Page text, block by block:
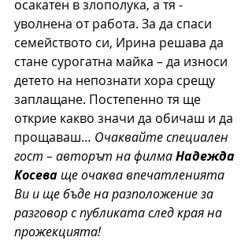
осакатен в злополука, а тя -
уволнена от работа. За да спаси
семейството си, Ирина решава да
стане сурогатна майка – да износи
детето на непознати хора срещу
заплащане. Постепенно тя ще
открие какво значи да обичаш и да
прощаваш… Очаквайте специален
гост – авторът на филма Надежда
Косева ще очаква впечатленията
Ви и ще бъде на разположение за
разговор с публиката след края на
прожекцията!